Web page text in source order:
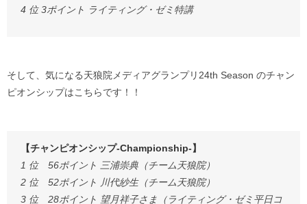
4 位 3ポイント ライティング・ゼミ特講
そして、気になる天狼院メディアグランプリ24th Season のチャン
ピオンシップはこちらです！！
【チャンピオンシップ-Championship-】
1 位 56ポイント 三浦崇典（チーム天狼院）
2 位 52ポイント 川代紗生（チーム天狼院）
3 位 28ポイント 望月祥子さま（ライティング・ゼミ平日コ